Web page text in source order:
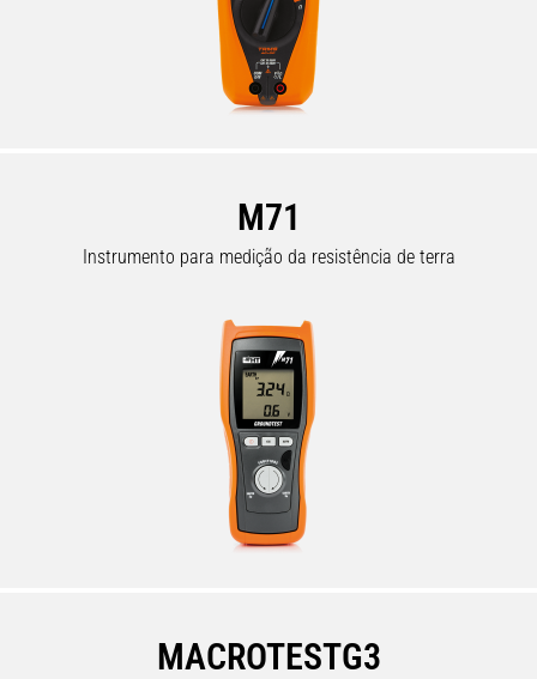
M71
Instrumento para medição da resistência de terra
MACROTESTG3